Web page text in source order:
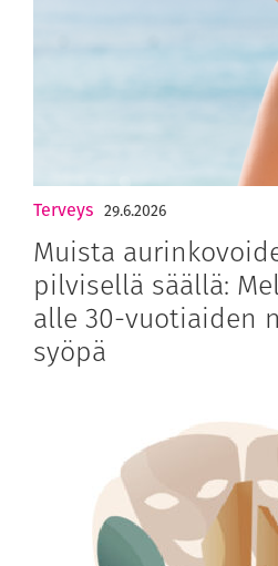
Terveys 29.6.2026
Muista
pilvisellä säällä:
alle 30-vuotiaiden
syöpä